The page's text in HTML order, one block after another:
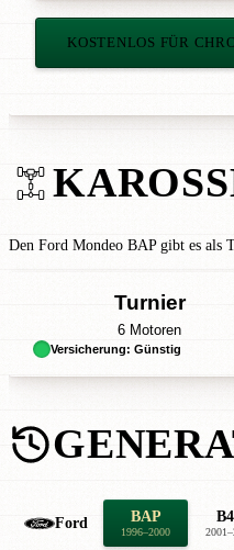
KOSTENLOS FÜR
Den Ford Mondeo BAP gibt es als
Turnier
6 Motoren
Versicherung: Günstig
Ford BAP
1996–2000